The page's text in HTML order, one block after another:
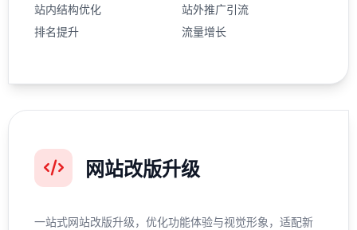
站内结构优化
站外推广引流
排名提升
流量增长
网站改版升级
一站式网站改版升级，优化功能体验与视觉形象，适配新